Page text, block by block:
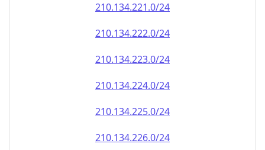
210.134.221.0/24
210.134.222.0/24
210.134.223.0/24
210.134.224.0/24
210.134.225.0/24
210.134.226.0/24